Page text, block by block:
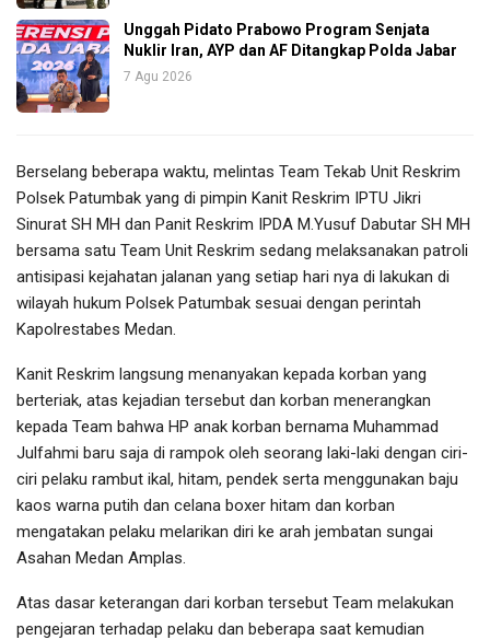
Unggah Pidato Prabowo Program Senjata
Nuklir Iran, AYP dan AF Ditangkap Polda Jabar
7 Agu 2026
Berselang beberapa waktu, melintas Team Tekab Unit Reskrim
Polsek Patumbak yang di pimpin Kanit Reskrim IPTU Jikri
Sinurat SH MH dan Panit Reskrim IPDA M.Yusuf Dabutar SH MH
bersama satu Team Unit Reskrim sedang melaksanakan patroli
antisipasi kejahatan jalanan yang setiap hari nya di lakukan di
wilayah hukum Polsek Patumbak sesuai dengan perintah
Kapolrestabes Medan.
Kanit Reskrim langsung menanyakan kepada korban yang
berteriak, atas kejadian tersebut dan korban menerangkan
kepada Team bahwa HP anak korban bernama Muhammad
Julfahmi baru saja di rampok oleh seorang laki-laki dengan ciri-
ciri pelaku rambut ikal, hitam, pendek serta menggunakan baju
kaos warna putih dan celana boxer hitam dan korban
mengatakan pelaku melarikan diri ke arah jembatan sungai
Asahan Medan Amplas.
Atas dasar keterangan dari korban tersebut Team melakukan
pengejaran terhadap pelaku dan beberapa saat kemudian